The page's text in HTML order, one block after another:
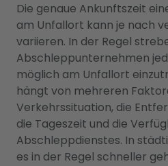
Die genaue Ankunftszeit
am Unfallort kann je nach
variieren. In der Regel
Abschleppunternehmen
möglich am Unfallort
hängt von mehreren
Verkehrssituation, die
die Tageszeit und die
Abschleppdienstes. In
es in der Regel schneller